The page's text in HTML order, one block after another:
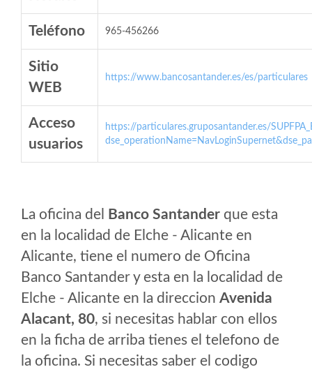
Teléfono 965-456266
Sitio
WEB
https://www.bancosantander.es/es/particulares
Acceso
usuarios
https://particulares.gruposantander.es/
La oficina del Banco Santander que esta
en la localidad de Elche - Alicante en
Alicante, tiene el numero de Oficina
Banco Santander y esta en la localidad de
Elche - Alicante en la direccion Avenida
Alacant, 80, si necesitas hablar con ellos
en la ficha de arriba tienes el telefono de
la oficina. Si necesitas saber el codigo